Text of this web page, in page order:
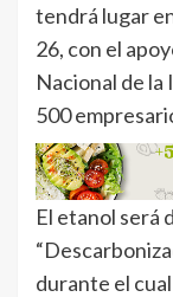
tendrá lugar
26, con el
Nacional de la
500
El etanol será
durante el